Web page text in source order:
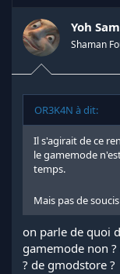
Yoh
Shaman
OR3K4N à dit:
Il s'agirait de ce
le gamemode
temps.
Mais pas de soucis
on parle de quoi
gamemode non
? de gmodstore ?